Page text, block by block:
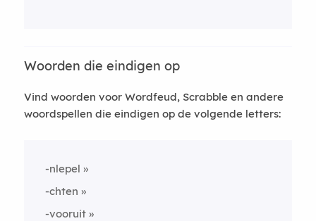
Woorden die eindigen op
Vind woorden voor Wordfeud, Scrabble en andere
woordspellen die eindigen op de volgende letters:
-nlepel
-chten
-vooruit